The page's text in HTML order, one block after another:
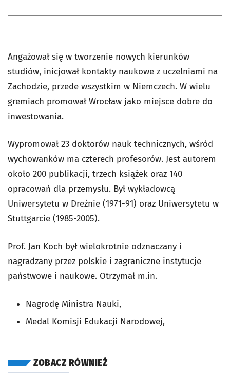
Angażował się w tworzenie nowych kierunków
studiów, inicjował kontakty naukowe z uczelniami na
Zachodzie, przede wszystkim w Niemczech. W wielu
gremiach promował Wrocław jako miejsce dobre do
inwestowania.
Wypromował 23 doktorów nauk technicznych, wśród
wychowanków ma czterech profesorów. Jest autorem
około 200 publikacji, trzech książek oraz 140
opracowań dla przemysłu. Był wykładowcą
Uniwersytetu w Dreźnie (1971-91) oraz Uniwersytetu w
Stuttgarcie (1985-2005).
Prof. Jan Koch był wielokrotnie odznaczany i
nagradzany przez polskie i zagraniczne instytucje
państwowe i naukowe. Otrzymał m.in.
Nagrodę Ministra Nauki,
Medal Komisji Edukacji Narodowej,
ZOBACZ RÓWNIEŻ